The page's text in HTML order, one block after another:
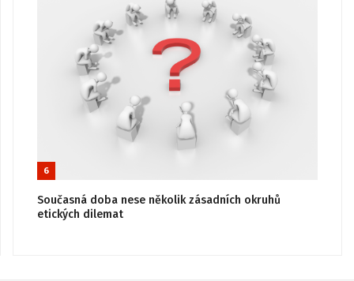
6
Současná doba nese několik zásadních okruhů
etických dilemat